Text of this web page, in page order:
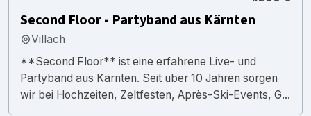
Second Floor - Partyband aus Kärnten
Villach
**Second Floor** ist eine erfahrene Live- und
Partyband aus Kärnten. Seit über 10 Jahren sorgen
wir bei Hochzeiten, Zeltfesten, Après-Ski-Events, G...